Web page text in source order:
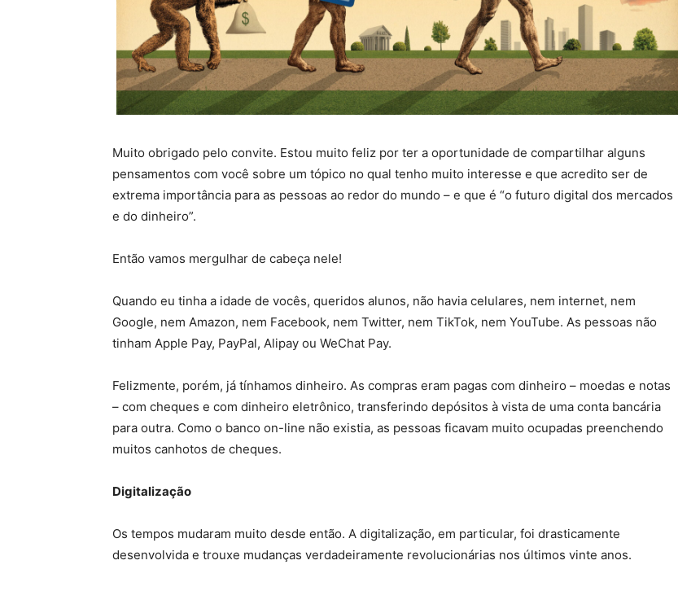
Muito obrigado pelo convite. Estou muito feliz por ter a oportunidade de compartilhar alguns
pensamentos com você sobre um tópico no qual tenho muito interesse e que acredito ser de
extrema importância para as pessoas ao redor do mundo – e que é “o futuro digital dos mercados
e do dinheiro”.
Então vamos mergulhar de cabeça nele!
Quando eu tinha a idade de vocês, queridos alunos, não havia celulares, nem internet, nem
Google, nem Amazon, nem Facebook, nem Twitter, nem TikTok, nem YouTube. As pessoas não
tinham Apple Pay, PayPal, Alipay ou WeChat Pay.
Felizmente, porém, já tínhamos dinheiro. As compras eram pagas com dinheiro – moedas e notas
– com cheques e com dinheiro eletrônico, transferindo depósitos à vista de uma conta bancária
para outra. Como o banco on-line não existia, as pessoas ficavam muito ocupadas preenchendo
muitos canhotos de cheques.
Digitalização
Os tempos mudaram muito desde então. A digitalização, em particular, foi drasticamente
desenvolvida e trouxe mudanças verdadeiramente revolucionárias nos últimos vinte anos.